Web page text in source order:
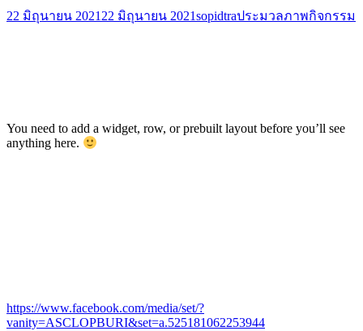
22 มิถุนายน 2021 22 มิถุนายน 2021sopidtraประมวลภาพกิจกรรม
You need to add a widget, row, or prebuilt layout before you’ll see
anything here.
https://www.facebook.com/media/set/?
vanity=ASCLOPBURI&set=a.525181062253944